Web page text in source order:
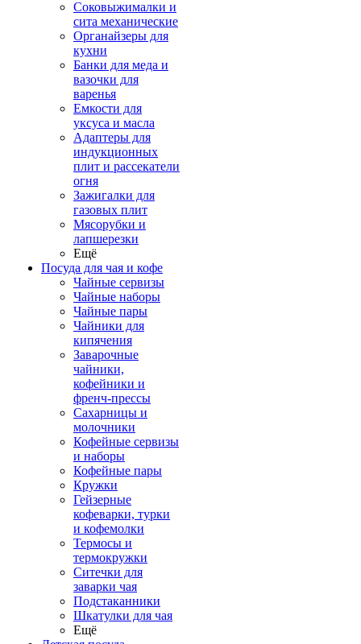
Соковыжималки и
сита механические
Органайзеры для
кухни
Банки для меда и
вазочки для
варенья
Емкости для
уксуса и масла
Адаптеры для
индукционных
плит и рассекатели
огня
Зажигалки для
газовых плит
Мясорубки и
лапшерезки
Ещё
Посуда для чая и кофе
Чайные сервизы
Чайные наборы
Чайные пары
Чайники для
кипячения
Заварочные
чайники,
кофейники и
френч-прессы
Сахарницы и
молочники
Кофейные сервизы
и наборы
Кофейные пары
Кружки
Гейзерные
кофеварки, турки
и кофемолки
Термосы и
термокружки
Ситечки для
заварки чая
Подстаканники
Шкатулки для чая
Ещё